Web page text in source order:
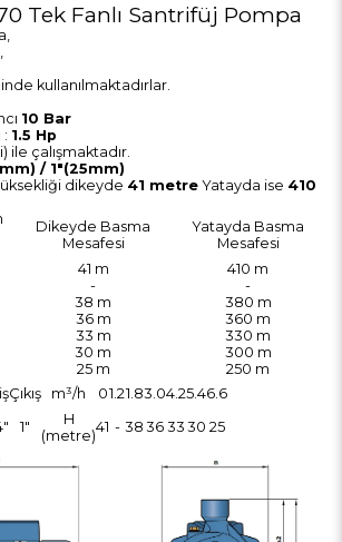
Tek Fanlı Santrifüj Pompa
kullanılmaktadırlar.
10 Bar
1.5 Hp
ile çalışmaktadır.
/ 1"(25mm)
dikeyde 41 metre Yatayda ise 410
Dikeyde Basma
Mesafesi
Yatayda Basma
Mesafesi
41 m
410 m
-
-
38 m
380 m
36 m
360 m
33 m
330 m
30 m
300 m
25 m
250 m
Çıkış m³/h 01.21.83.04.25.46.6
1"
H
(metre)
41 - 38 36 33 30 25